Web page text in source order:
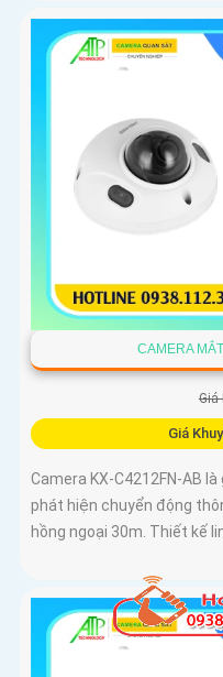
CAMERA
Giá
Giá
Camera KX-C4212FN-AB
phát hiện chuyển động
hồng ngoại 30m. Thiết kế